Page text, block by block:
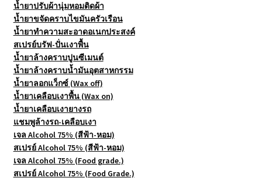
น้ำยาปรับผ้านุ่มหอมติดผ้า
น้ำยาขจัดคราบไขมันครัวเรือน
น้ำยาทำความสะอาดอเนกประสงค์
สเปรย์บรัฟ-ปั่นเงาพื้น
น้ำยาล้างคราบปูนซีเมนต์
น้ำยาล้างคราบน้ำมันอุตสาหกรรม
น้ำยาลอกแว็กซ์ (Wax off)
น้ำยาเคลือบเงาพื้น (Wax on)
น้ำยาเคลือบเงายางรถ
แชมพูล้างรถ-เคลือบเงา
เจล Alcohol 75% (สีฟ้า-หอม)
สเปรย์ Alcohol 75% (สีฟ้า-หอม)
เจล Alcohol 75% (Food grade.)
สเปรย์ Alcohol 75% (Food Grade.)